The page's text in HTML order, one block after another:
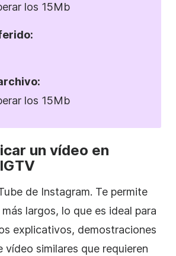
los 15Mb
los 15Mb
un vídeo en
IGTV
de Instagram. Te permite
largos, lo que es ideal para
explicativos, demostraciones
similares que requieren